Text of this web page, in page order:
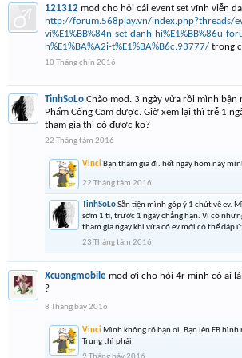
121312 mod cho hỏi cái event set vĩnh viễn
http://forum.568play.vn/index.php?threads/
vi%E1%BB%84n-set-danh-hi%E1%BB%86u-
h%E1%BA%A2i-t%E1%BA%B6c.93777/ trong
10 Tháng chín 2016
TinhSoLo Chào mod. 3 ngày vừa rồi mình bận
Phẩm Cống Cam được. Giờ xem lại thì trễ 1
tham gia thì có được ko?
22 Tháng tám 2016
Vinci Bạn tham gia đi. hết ngày hôm này
22 Tháng tám 2016
TinhSoLoSẵn tiện mình góp ý 1 chút về ev.
sớm 1 tí, trước 1 ngày chẳng hạn. Vì có
tham gia ngay khi vừa có ev mới có thể đáp
23 Tháng tám 2016
Xcuongmobile mod ơi cho hỏi 4r mình có ai
?
8 Tháng bảy 2016
Vinci Mình không rõ bạn ơi. Bạn lên FB
Trung thì phải